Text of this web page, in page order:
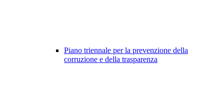
Piano triennale per la prevenzione della
corruzione e della trasparenza